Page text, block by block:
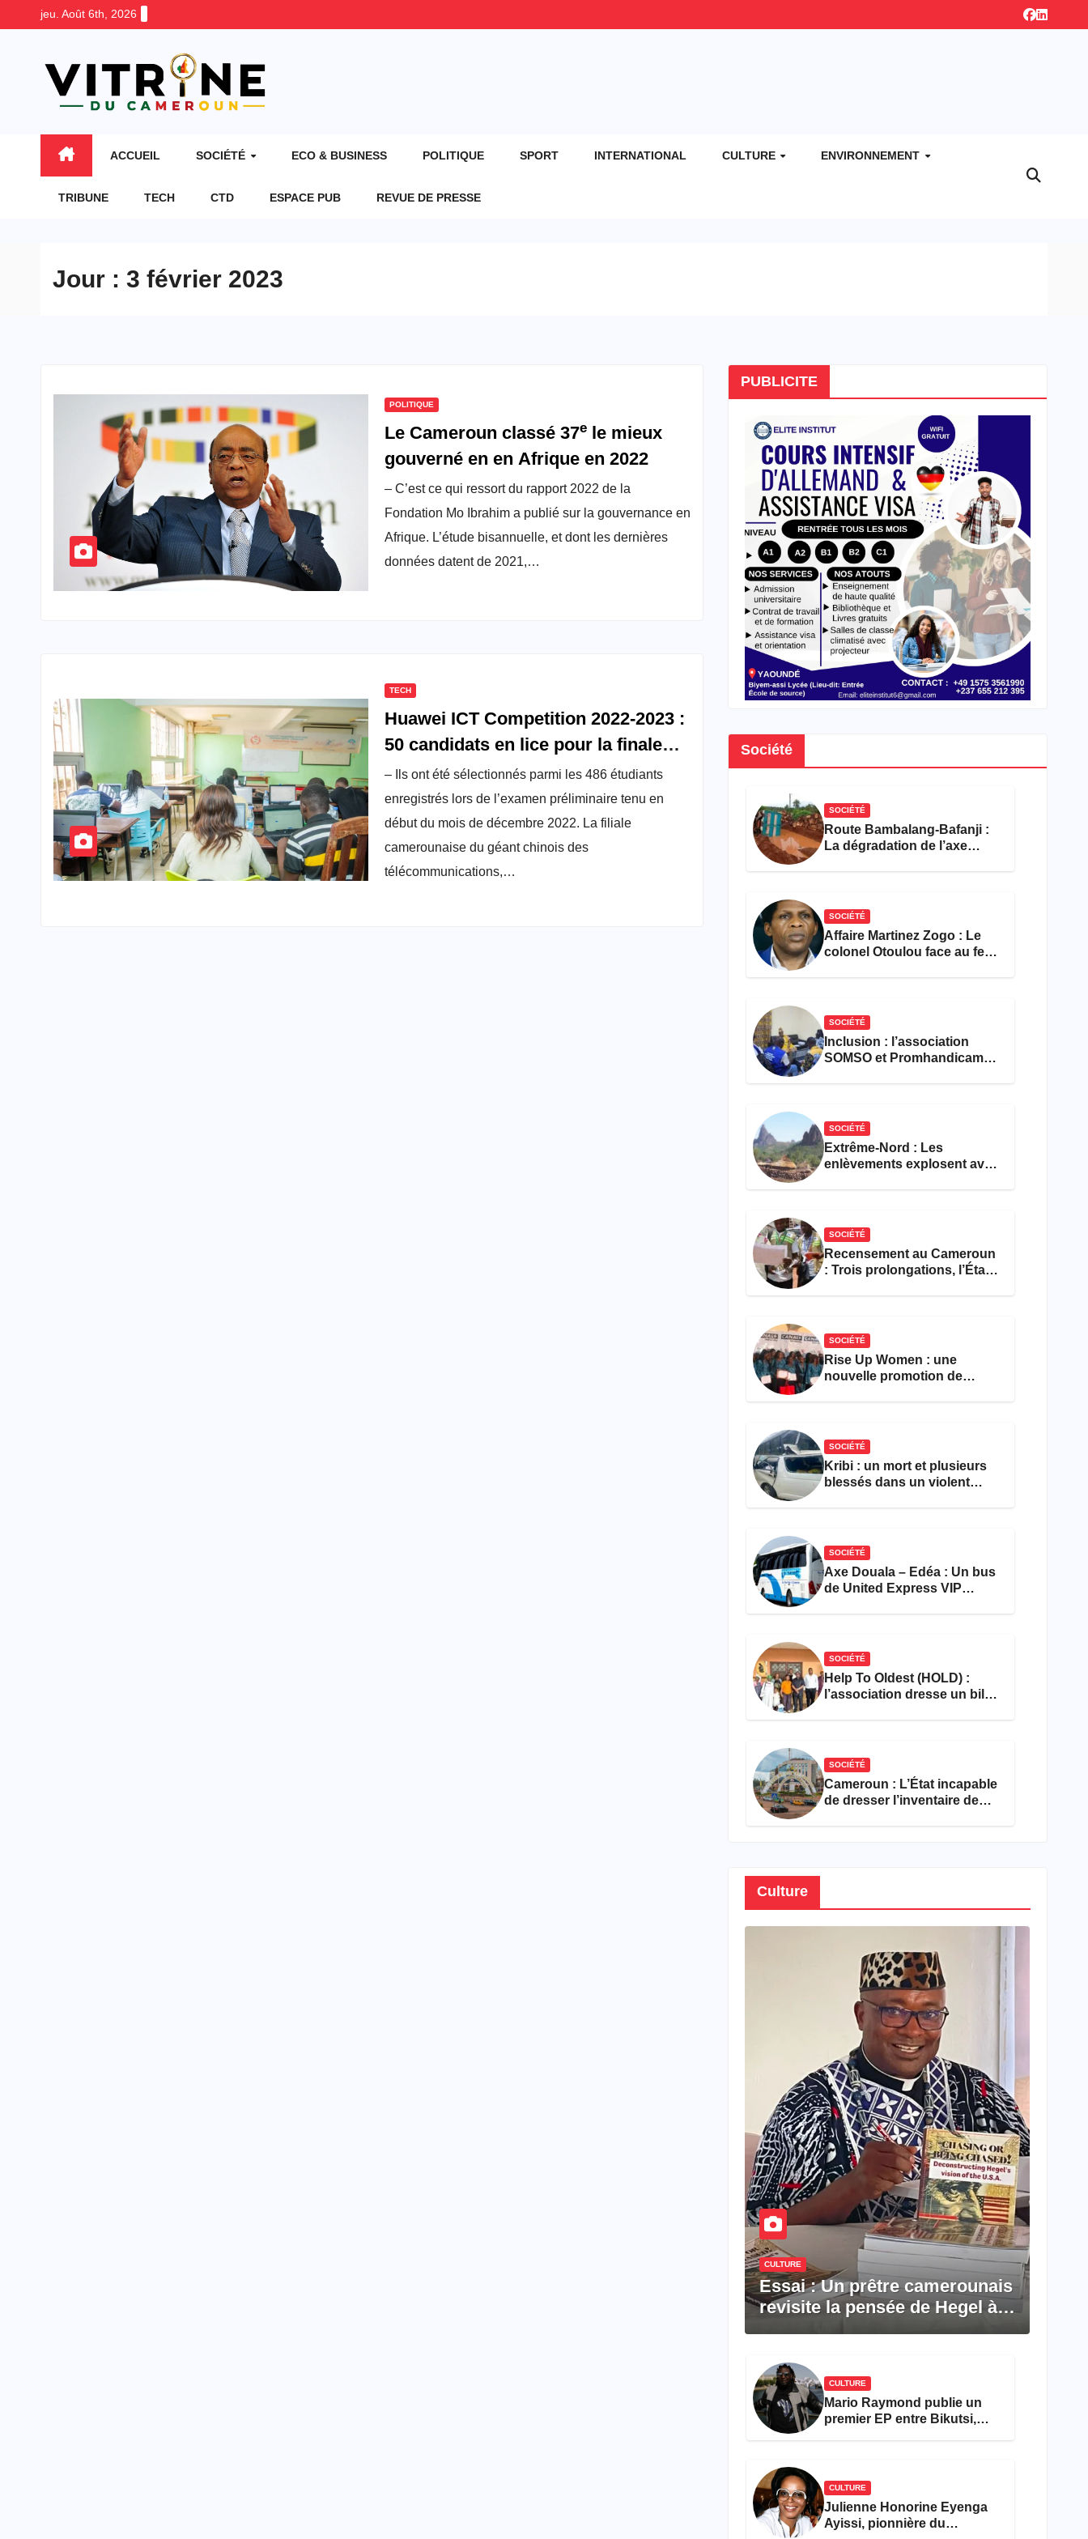
jeu. Août 6th, 2026
ACCUEIL SOCIÉTÉ ECO & BUSINESS POLITIQUE SPORT INTERNATIONAL CULTURE ENVIRONNEMENT
TRIBUNE TECH CTD ESPACE PUB REVUE DE PRESSE
Jour : 3 février 2023
POLITIQUE
Le Cameroun classé 37ele mieux
gouverné en en Afrique en 2022
– C’est ce qui ressort du rapport 2022 de la
Fondation Mo Ibrahim a publié sur la gouvernance en
Afrique. L’étude bisannuelle, et dont les dernières
données datent de 2021,…
TECH
Huawei ICT Competition 2022-2023 :
50 candidats en lice pour la finale
nationale
– Ils ont été sélectionnés parmi les 486 étudiants
enregistrés lors de l’examen préliminaire tenu en
début du mois de décembre 2022. La filiale
camerounaise du géant chinois des
télécommunications,…
PUBLICITE
Société
SOCIÉTÉ
Route Bambalang-Bafanji :
La dégradation de l’axe
SOCIÉTÉ
Affaire Martinez Zogo : Le
colonel Otoulou face au feu
SOCIÉTÉ
Inclusion : l’association
SOMSO et Promhandicam
SOCIÉTÉ
Extrême-Nord : Les
enlèvements explosent avec
SOCIÉTÉ
Recensement au Cameroun
: Trois prolongations, l’État
SOCIÉTÉ
Rise Up Women : une
nouvelle promotion de
SOCIÉTÉ
Kribi : un mort et plusieurs
blessés dans un violent
SOCIÉTÉ
Axe Douala – Edéa : Un bus
de United Express VIP
SOCIÉTÉ
Help To Oldest (HOLD) :
l’association dresse un bilan
SOCIÉTÉ
Cameroun : L’État incapable
de dresser l’inventaire de
Culture
CULTURE
Essai : Un prêtre camerounais
revisite la pensée de Hegel à
CULTURE
Mario Raymond publie un
premier EP entre Bikutsi,
CULTURE
Julienne Honorine Eyenga
Ayissi, pionnière du